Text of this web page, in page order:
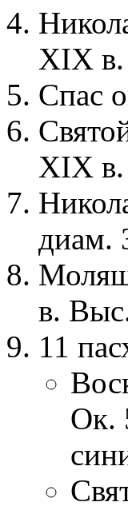
XIX
Спас
XIX
диам.
в.
11
Ок.